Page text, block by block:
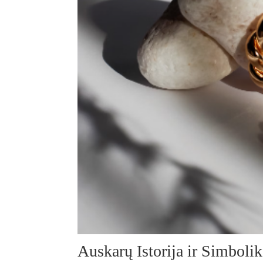
Auskarų Istorija ir